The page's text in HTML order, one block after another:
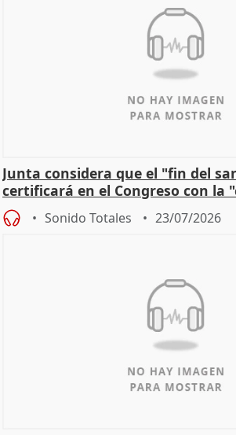
Junta considera que el "fin del
certificará en el Congreso con la
de
Sonido Totales 23/07/2026